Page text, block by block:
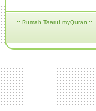
.:: Rumah Taaruf myQuran ::.